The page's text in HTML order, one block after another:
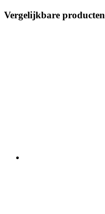
Vergelijkbare producten